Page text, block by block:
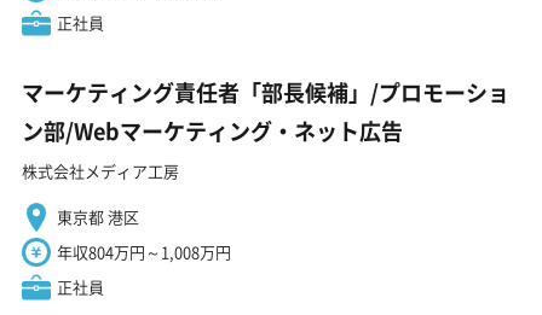
正社員
マーケティング責任者「部長候補」/プロモーショ
ン部/Webマーケティング・ネット広告
株式会社メディア工房
東京都 港区
年収804万円～1,008万円
正社員